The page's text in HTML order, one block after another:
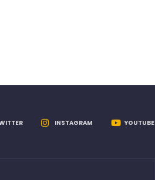
INSTAGRAM YOUTUBE